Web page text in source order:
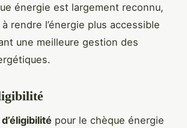
énergie est largement reconnu,
rendre l’énergie plus accessible
une meilleure gestion des
pour le chèque énergie